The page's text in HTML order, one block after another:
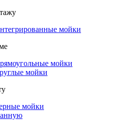
мойки
мойки
мойки
мойки